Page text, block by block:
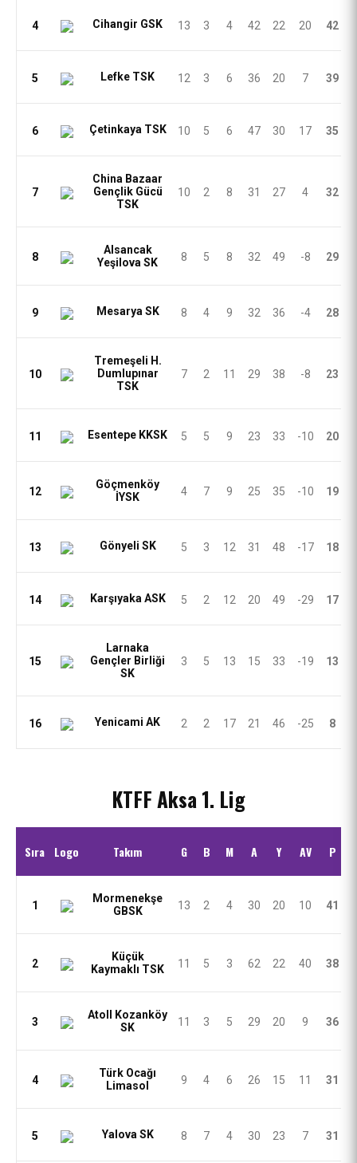
4 Cihangir GSK 13 3 4 42 22 20 42
5 Lefke TSK 12 3 6 36 20 7 39
6 Çetinkaya TSK 10 5 6 47 30 17 35
7
China Bazaar
Gençlik Gücü
TSK
10 2 8 31 27 4 32
8
Alsancak
Yeşilova SK
8 5 8 32 49 -8 29
9 Mesarya SK 8 4 9 32 36 -4 28
10
Tremeşeli H.
Dumlupınar
TSK
7 2 11 29 38 -8 23
11 Esentepe KKSK 5 5 9 23 33 -10 20
12
Göçmenköy
İYSK
4 7 9 25 35 -10 19
13 Gönyeli SK 5 3 12 31 48 -17 18
14 Karşıyaka ASK 5 2 12 20 49 -29 17
15
Larnaka
Gençler Birliği
SK
3 5 13 15 33 -19 13
16 Yenicami AK 2 2 17 21 46 -25 8
KTFF Aksa 1. Lig
Sıra Logo Takım G B M A Y AV P
1
Mormenekşe
GBSK
13 2 4 30 20 10 41
2
Küçük
Kaymaklı TSK
11 5 3 62 22 40 38
3
Atoll Kozanköy
SK
11 3 5 29 20 9 36
4
Türk Ocağı
Limasol
9 4 6 26 15 11 31
5 Yalova SK 8 7 4 30 23 7 31